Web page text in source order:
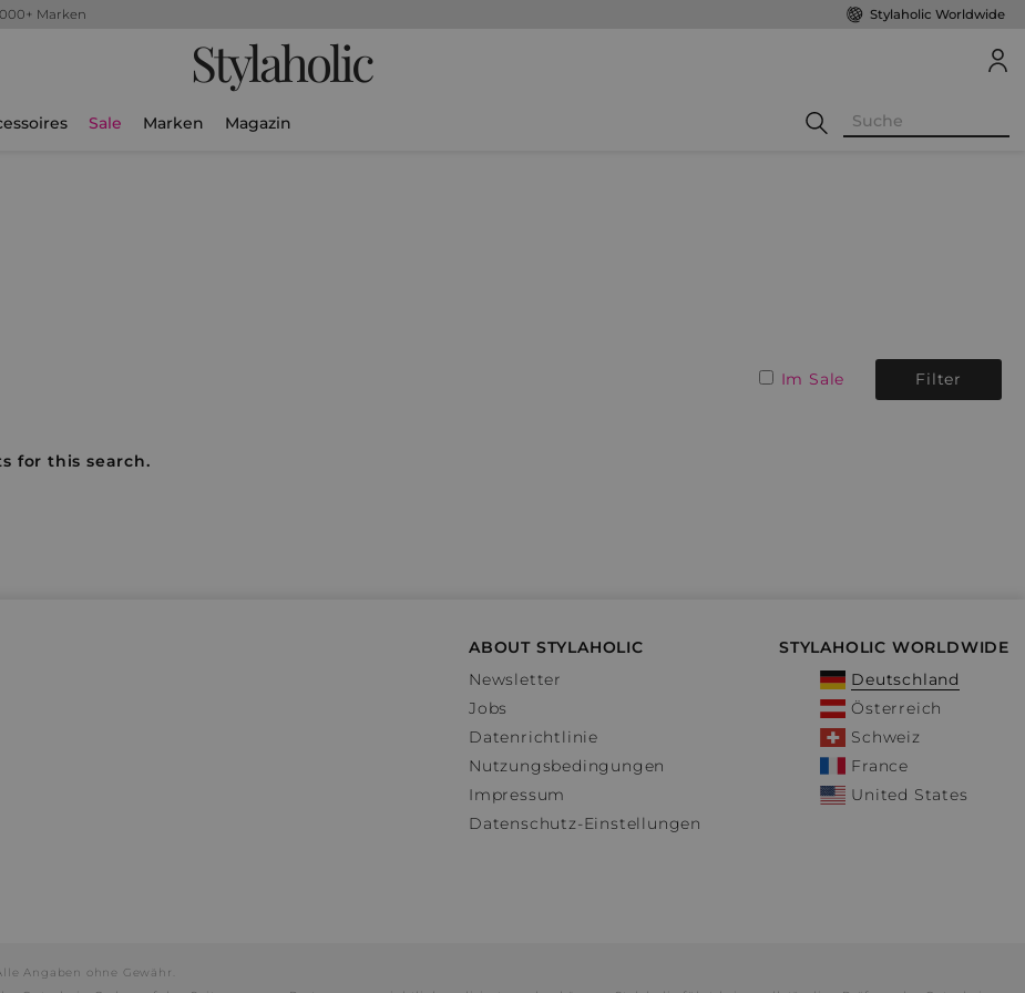
Marken Stylaholic Worldwide
Stylaholic
Sale Marken Magazin
Im Sale Filter
for this search.
ABOUT STYLAHOLIC
Newsletter
Jobs
Datenrichtlinie
Nutzungsbedingungen
Impressum
Datenschutz-Einstellungen
STYLAHOLIC WORLDWIDE
Deutschland
Österreich
Schweiz
France
United States
Angaben ohne Gewähr.